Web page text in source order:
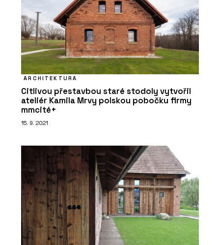
ARCHITEKTURA
Citlivou přestavbou staré stodoly vytvořil
ateliér Kamila Mrvy polskou pobočku firmy
mmcité+
15. 9. 2021